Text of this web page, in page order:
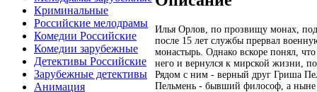
Криминальные
Российские мелодрамы
Комедии Российские
Комедии зарубежные
Детективы Российские
Зарубежные детективы
Анимация
Илья Орлов, по прозвищу монах,
после 15 лет службы прервал
монастырь. Однако вскоре понял,
него и вернулся к мирской жизни,
Рядом с ним - верный друг Гриша
Пельмень - бывший философ, а ныне